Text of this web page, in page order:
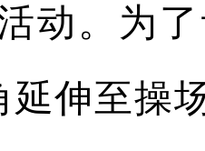
动。为
延伸至操